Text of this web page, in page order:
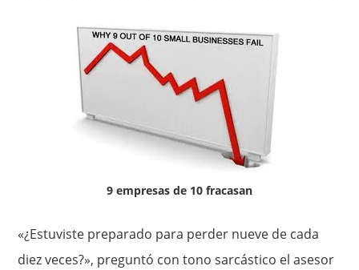
9 empresas de 10 fracasan
«¿Estuviste preparado para perder nueve de cada
diez veces?», preguntó con tono sarcástico el asesor